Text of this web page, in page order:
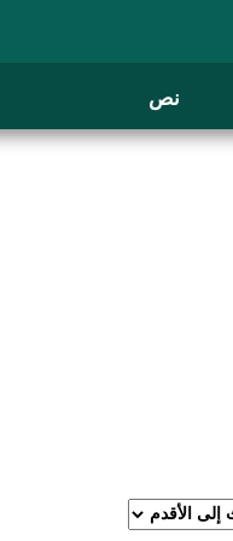
نص